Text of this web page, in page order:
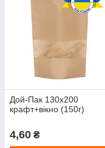
Дой-Пак 130x200
крафт+вікно (150г)
4,60 ₴